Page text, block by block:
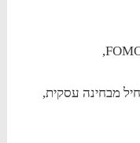
מבחינה עסקית,